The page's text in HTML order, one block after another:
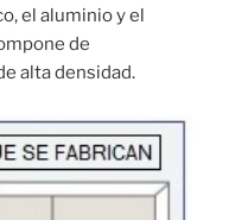
el aluminio y el
de
alta densidad.